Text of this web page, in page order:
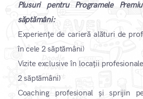
Plusuri pentru Programele
săptămâni:
Experiențe de carieră alături de
în cele 2 săptămâni)
Vizite exclusive în locații
2 săptămâni)
Coaching profesional și sprijin